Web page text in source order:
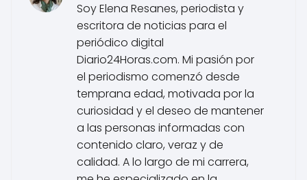
Soy Elena Resanes, periodista y
escritora de noticias para el
periódico digital
Diario24Horas.com. Mi pasión por
el periodismo comenzó desde
temprana edad, motivada por la
curiosidad y el deseo de mantener
a las personas informadas con
contenido claro, veraz y de
calidad. A lo largo de mi carrera,